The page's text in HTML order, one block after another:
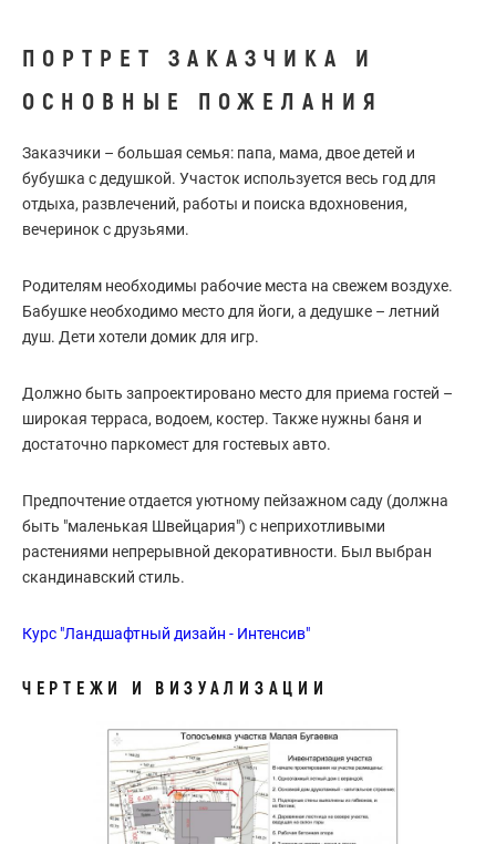
ПОРТРЕТ ЗАКАЗЧИКА И
ОСНОВНЫЕ ПОЖЕЛАНИЯ
Заказчики – большая семья: папа, мама, двое детей и
бубушка с дедушкой. Участок используется весь год для
отдыха, развлечений, работы и поиска вдохновения,
вечеринок с друзьями.
Родителям необходимы рабочие места на свежем воздухе.
Бабушке необходимо место для йоги, а дедушке – летний
душ. Дети хотели домик для игр.
Должно быть запроектировано место для приема гостей –
широкая терраса, водоем, костер. Также нужны баня и
достаточно паркомест для гостевых авто.
Предпочтение отдается уютному пейзажном саду (должна
быть "маленькая Швейцария") с неприхотливыми
растениями непрерывной декоративности. Был выбран
скандинавский стиль.
Курс "Ландшафтный дизайн - Интенсив"
ЧЕРТЕЖИ И ВИЗУАЛИЗАЦИИ